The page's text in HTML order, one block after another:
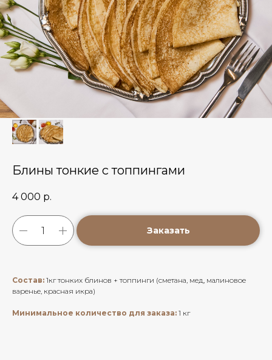
Блины тонкие с топпингами
4 000 р.
Заказать
Состав: 1кг тонких блинов + топпинги (сметана, мед, малиновое
варенье, красная икра)
Минимальное количество для заказа: 1 кг